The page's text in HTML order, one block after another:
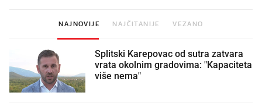
NAJNOVIJE NAJČITANIJE VEZANO
Splitski Karepovac od sutra zatvara
vrata okolnim gradovima: "Kapaciteta
više nema"